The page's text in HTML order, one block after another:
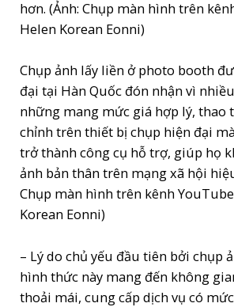
Chụp ảnh lấy liền ở photo booth
đại tại Hàn Quốc đón nhận vì
những mang mức giá hợp lý, thao
chỉnh trên thiết bị chụp hiện đại
trở thành công cụ hỗ trợ, giúp họ
ảnh bản thân trên mạng xã hội
Chụp màn hình trên kênh
Korean Eonni)
– Lý do chủ yếu đầu tiên bởi chụp
hình thức này mang đến không
thoải mái, cung cấp dịch vụ có